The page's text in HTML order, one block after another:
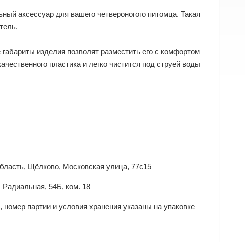
аксессуар для вашего четвероногого питомца. Такая
изделия позволят разместить его с комфортом
пластика и легко чистится под струей воды
Щёлково, Московская улица, 77с15
54Б, ком. 18
номер партии и условия хранения указаны на упаковке